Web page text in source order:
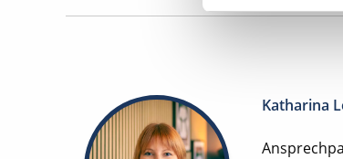
Katharina